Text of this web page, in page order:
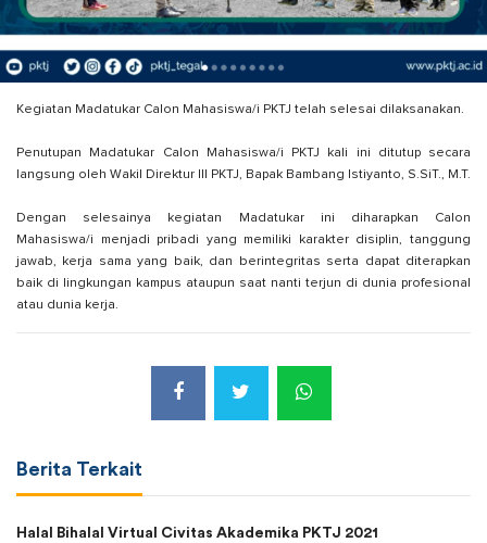
Kegiatan Madatukar Calon Mahasiswa/i PKTJ telah selesai dilaksanakan.
Penutupan Madatukar Calon Mahasiswa/i PKTJ kali ini ditutup secara
langsung oleh Wakil Direktur III PKTJ, Bapak Bambang Istiyanto, S.SiT., M.T.
Dengan selesainya kegiatan Madatukar ini diharapkan Calon
Mahasiswa/i menjadi pribadi yang memiliki karakter disiplin, tanggung
jawab, kerja sama yang baik, dan berintegritas serta dapat diterapkan
baik di lingkungan kampus ataupun saat nanti terjun di dunia profesional
atau dunia kerja.
Berita Terkait
Halal Bihalal Virtual Civitas Akademika PKTJ 2021